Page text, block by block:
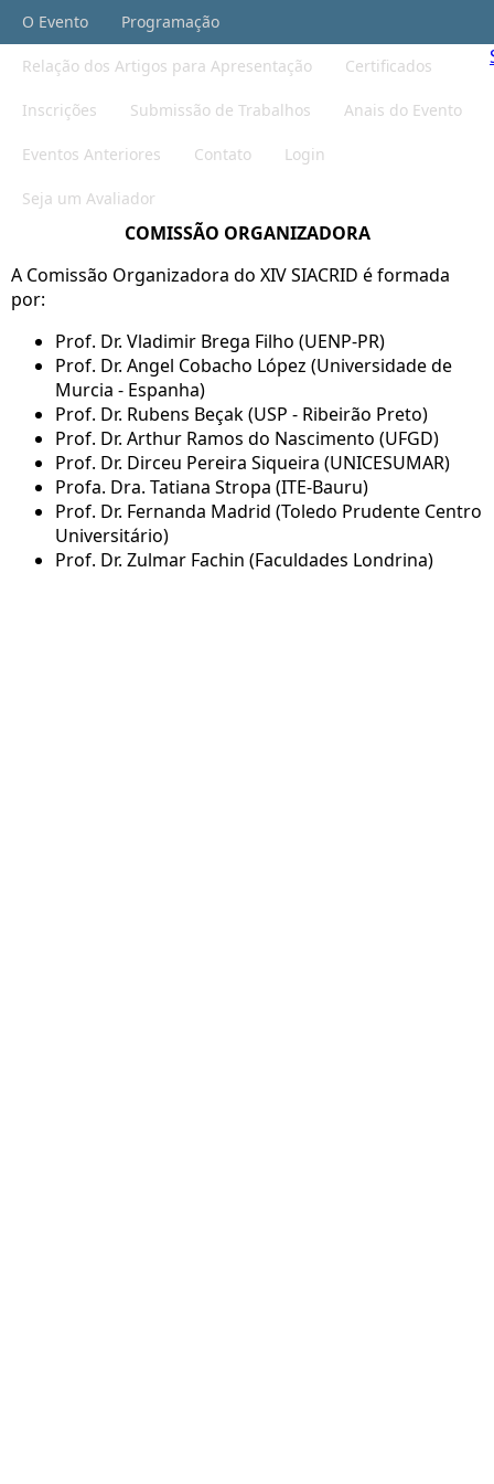
O Evento Programação
Relação dos Artigos para Apresentação Certificados
Inscrições Submissão de Trabalhos Anais do Evento
Eventos Anteriores Contato Login
Seja um Avaliador
COMISSÃO ORGANIZADORA
A Comissão Organizadora do XIV SIACRID é formada
por:
Prof. Dr. Vladimir Brega Filho (UENP-PR)
Prof. Dr. Angel Cobacho López (Universidade de
Murcia - Espanha)
Prof. Dr. Rubens Beçak (USP - Ribeirão Preto)
Prof. Dr. Arthur Ramos do Nascimento (UFGD)
Prof. Dr. Dirceu Pereira Siqueira (UNICESUMAR)
Profa. Dra. Tatiana Stropa (ITE-Bauru)
Prof. Dr. Fernanda Madrid (Toledo Prudente Centro
Universitário)
Prof. Dr. Zulmar Fachin (Faculdades Londrina)